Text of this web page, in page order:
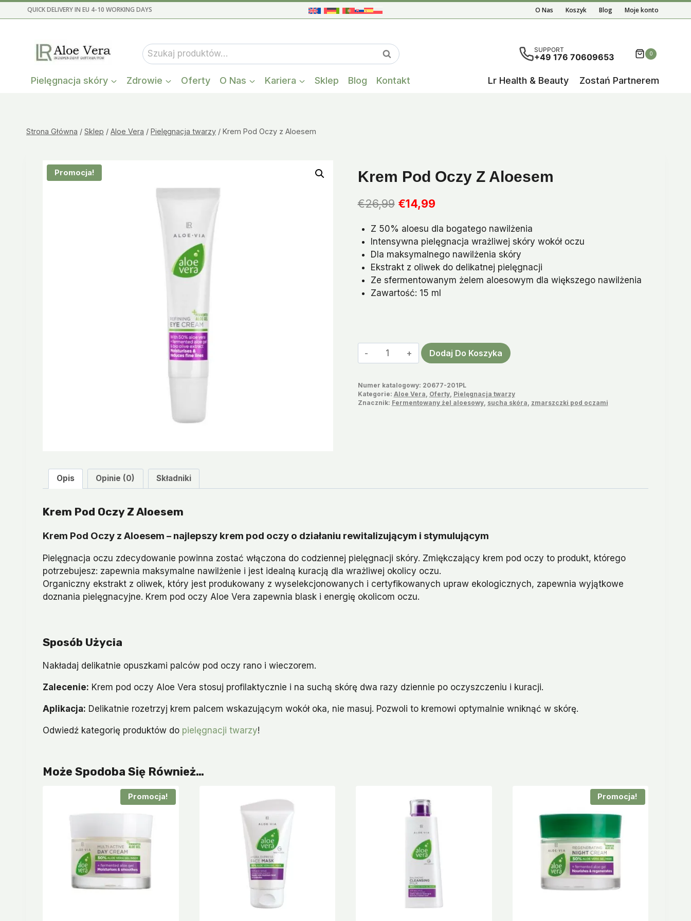
Przejdź
do
QUICK DELIVERY IN EU 4-10 WORKING DAYS O Nas Koszyk Blog Moje konto
Szukaj: Szukaj Gdy dostępne są wyniki autouzupełniania, użyj strzałek w górę i
SUPPORT
+49 176 70609653 0
Pielęgnacja skóry Zdrowie Oferty O Nas Kariera Sklep Blog Kontakt Lr Health & Beauty Zostań Partnerem
Strona Główna / Sklep / Aloe Vera / Pielęgnacja twarzy / Krem Pod Oczy z Aloesem
Promocja! Krem Pod Oczy Z Aloesem
€26,99 Pierwotna
wynosiła:
€26,99.
€14,99Aktualna
wynosi:
€14,99.
Z 50% aloesu dla bogatego nawilżenia
Intensywna pielęgnacja wrażliwej skóry wokół oczu
Dla maksymalnego nawilżenia skóry
Ekstrakt z oliwek do delikatnej pielęgnacji
Ze sfermentowanym żelem aloesowym dla większego nawilżenia
Zawartość: 15 ml
ilość
Krem
Oczy
z
Dodaj Do Koszyka
Numer katalogowy: 20677-201PL
Kategorie: Aloe Vera, Oferty, Pielęgnacja twarzy
Znacznik: Fermentowany żel aloesowy, sucha skóra, zmarszczki pod oczami
Opis Opinie (0) Składniki
Krem Pod Oczy Z Aloesem
Krem Pod Oczy z Aloesem – najlepszy krem pod oczy o działaniu rewitalizującym i stymulującym
Pielęgnacja oczu zdecydowanie powinna zostać włączona do codziennej pielęgnacji skóry. Zmiękczający krem pod oczy to produkt, którego
potrzebujesz: zapewnia maksymalne nawilżenie i jest idealną kuracją dla wrażliwej okolicy oczu.
Organiczny ekstrakt z oliwek, który jest produkowany z wyselekcjonowanych i certyfikowanych upraw ekologicznych, zapewnia wyjątkowe
doznania pielęgnacyjne. Krem pod oczy Aloe Vera zapewnia blask i energię okolicom oczu.
Sposób Użycia
Nakładaj delikatnie opuszkami palców pod oczy rano i wieczorem.
Zalecenie: Krem pod oczy Aloe Vera stosuj profilaktycznie i na suchą skórę dwa razy dziennie po oczyszczeniu i kuracji.
Aplikacja: Delikatnie rozetrzyj krem palcem wskazującym wokół oka, nie masuj. Pozwoli to kremowi optymalnie wniknąć w skórę.
Odwiedź kategorię produktów do pielęgnacji twarzy!
Może Spodoba Się Również…
Promocja! Promocja!
cena
cena
Oczy
Aloesem